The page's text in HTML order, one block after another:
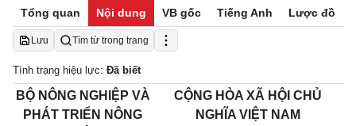
Tổng quan Nội dung VB gốc Tiếng Anh Lược đồ
Lưu Tìm từ trong trang
Tình trạng hiệu lực: Đã biết
BỘ NÔNG NGHIỆP VÀ
PHÁT TRIỂN NÔNG
CỘNG HÒA XÃ HỘI CHỦ
NGHĨA VIỆT NAM